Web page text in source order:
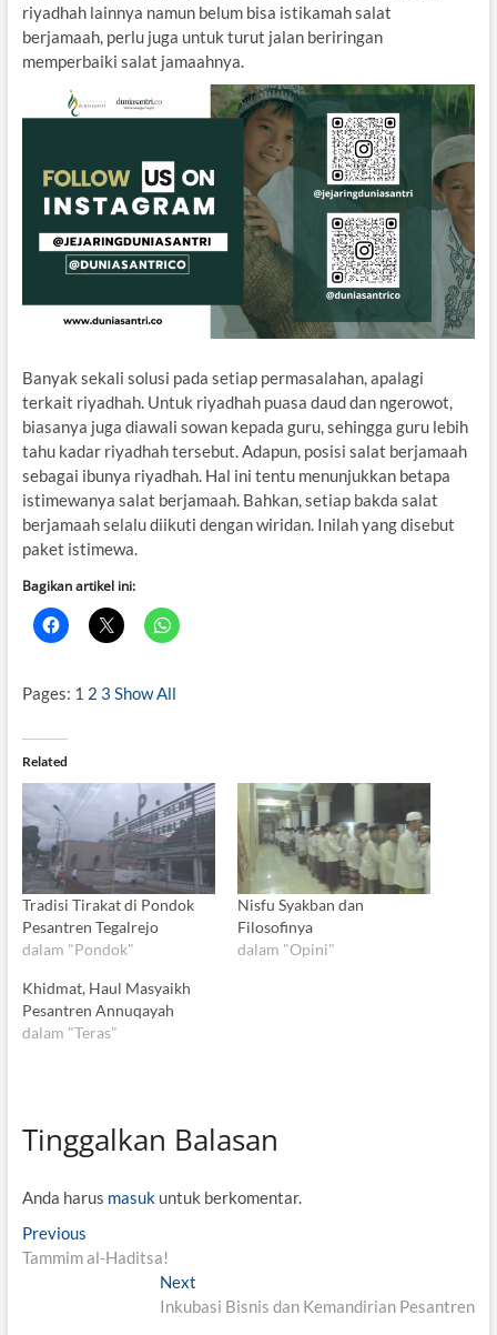
riyadhah lainnya namun belum bisa istikamah salat
berjamaah, perlu juga untuk turut jalan beriringan
memperbaiki salat jamaahnya.
Banyak sekali solusi pada setiap permasalahan, apalagi
terkait riyadhah. Untuk riyadhah puasa daud dan ngerowot,
biasanya juga diawali sowan kepada guru, sehingga guru lebih
tahu kadar riyadhah tersebut. Adapun, posisi salat berjamaah
sebagai ibunya riyadhah. Hal ini tentu menunjukkan betapa
istimewanya salat berjamaah. Bahkan, setiap bakda salat
berjamaah selalu diikuti dengan wiridan. Inilah yang disebut
paket istimewa.
Bagikan artikel ini:
Pages: 1 2 3 Show All
Related
Tradisi Tirakat di Pondok
Pesantren Tegalrejo
dalam "Pondok"
Nisfu Syakban dan
Filosofinya
dalam "Opini"
Khidmat, Haul Masyaikh
Pesantren Annuqayah
dalam "Teras"
Tinggalkan Balasan
Anda harus masukuntuk berkomentar.
N
a
Previous
r
Tammim al-Haditsa!
Next
e
Inkubasi Bisnis dan Kemandirian Pesantren